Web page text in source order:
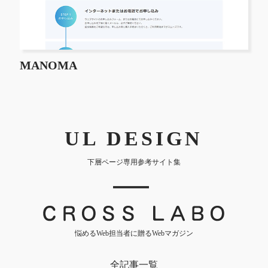
MANOMA
UL DESIGN
下層ページ専用参考サイト集
｜
悩めるWeb担当者に贈るWebマガジン
全記事一覧